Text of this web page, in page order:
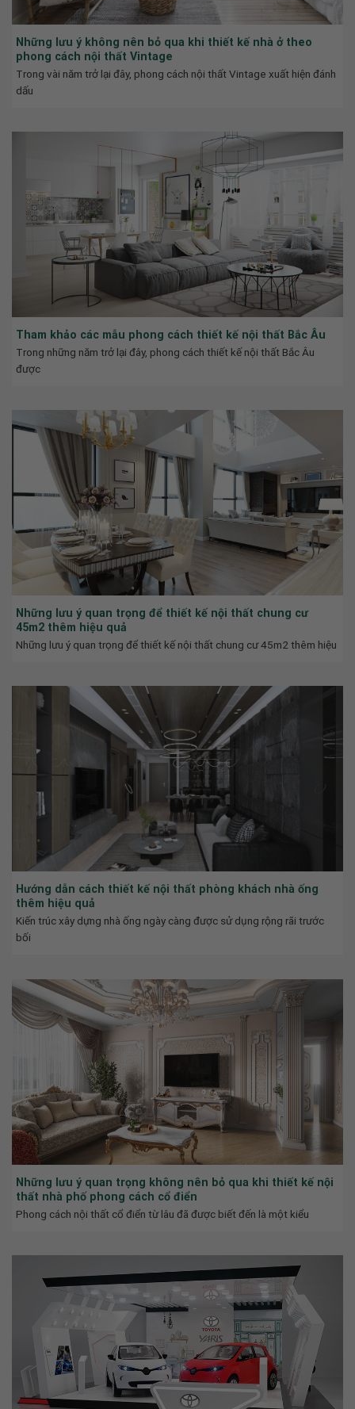
Những lưu ý không nên bỏ qua khi thiết kế nhà ở theo
phong cách nội thất Vintage
Trong vài năm trở lại đây, phong cách nội thất Vintage xuất hiện đánh
dấu
Tham khảo các mẫu phong cách thiết kế nội thất Bắc Âu
Trong những năm trở lại đây, phong cách thiết kế nội thất Bắc Âu
được
Những lưu ý quan trọng để thiết kế nội thất chung cư
45m2 thêm hiệu quả
Những lưu ý quan trọng để thiết kế nội thất chung cư 45m2 thêm hiệu
Hướng dẫn cách thiết kế nội thất phòng khách nhà ống
thêm hiệu quả
Kiến trúc xây dựng nhà ống ngày càng được sử dụng rộng rãi trước
bối
Những lưu ý quan trọng không nên bỏ qua khi thiết kế nội
thất nhà phố phong cách cổ điển
Phong cách nội thất cổ điển từ lâu đã được biết đến là một kiểu